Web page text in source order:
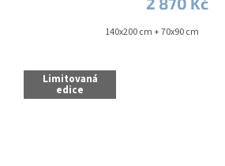
140x200 cm + 70x90 cm
Limitovaná
edice